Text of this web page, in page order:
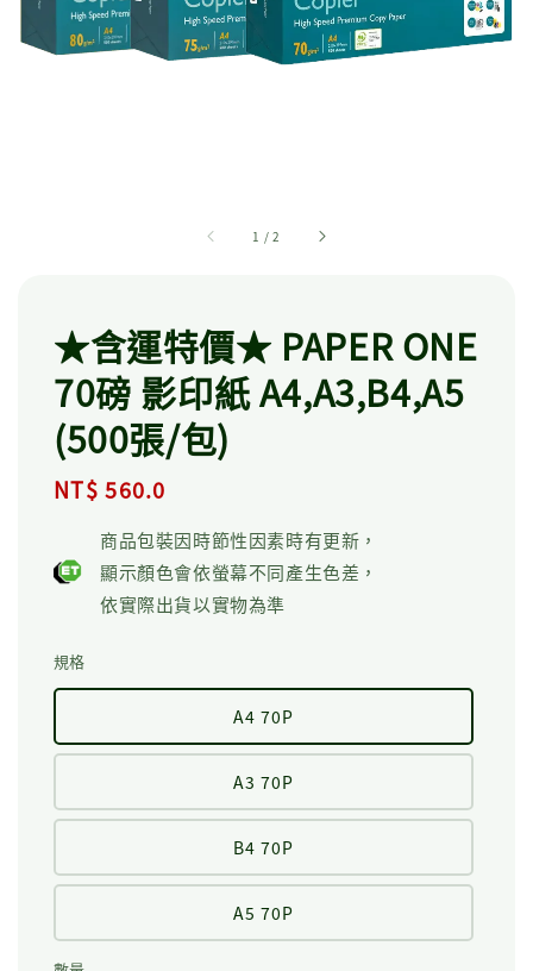
1 /2
★含運特價★ PAPER ONE
70磅 影印紙 A4,A3,B4,A5
(500張/包)
Regular
NT$ 560.0
商品包裝因時節性因素時有更新，
顯示顏色會依螢幕不同產生色差，
依實際出貨以實物為準
規格
A4 70P
A3 70P
B4 70P
A5 70P